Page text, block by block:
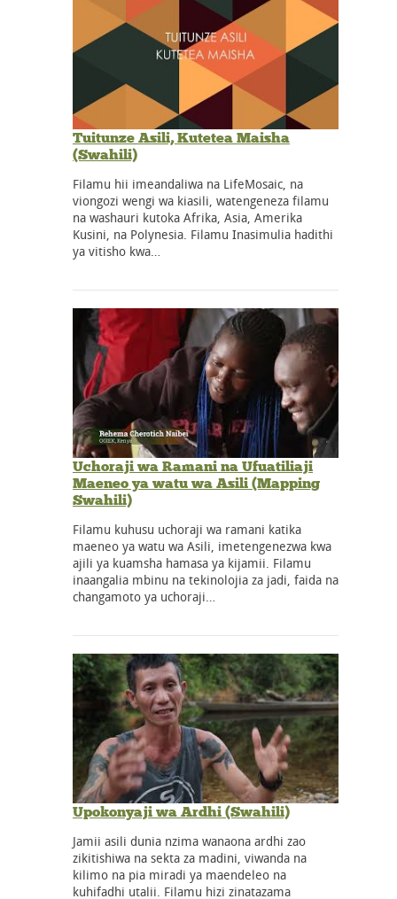
Tuitunze Asili, Kutetea Maisha
(Swahili)
Filamu hii imeandaliwa na LifeMosaic, na
viongozi wengi wa kiasili, watengeneza filamu
na washauri kutoka Afrika, Asia, Amerika
Kusini, na Polynesia. Filamu Inasimulia hadithi
ya vitisho kwa…
Uchoraji wa Ramani na Ufuatiliaji
Maeneo ya watu wa Asili (Mapping
Swahili)
Filamu kuhusu uchoraji wa ramani katika
maeneo ya watu wa Asili, imetengenezwa kwa
ajili ya kuamsha hamasa ya kijamii. Filamu
inaangalia mbinu na tekinolojia za jadi, faida na
changamoto ya uchoraji…
Upokonyaji wa Ardhi (Swahili)
Jamii asili dunia nzima wanaona ardhi zao
zikitishiwa na sekta za madini, viwanda na
kilimo na pia miradi ya maendeleo na
kuhifadhi utalii. Filamu hizi zinatazama